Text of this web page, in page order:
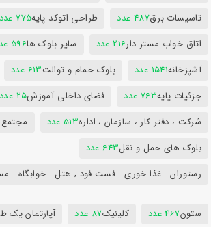
تاسیسات برق487 عدد طراحی اتوکد پایه775 عدد
اتاق خواب مستر دار216 عدد سایر بلوک ها596 عدد
آشپزخانه1541 عدد بلوک حمام و توالت613 عدد
جزئیات پایه763 عدد فضای داخلی آموزش25 عدد
شرکت ، دفتر کار ، سازمان ، اداره513 عدد
بلوک های حمل و نقل643 عدد
رستوران - غذا خوری - فست فود ; هتل - خوابگاه -
ستون467 عدد کلینیک87 عدد آپارتمان یک